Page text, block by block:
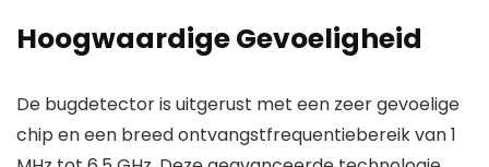
Hoogwaardige Gevoeligheid
De bugdetector is uitgerust met een zeer gevoelige
chip en een breed ontvangstfrequentiebereik van 1